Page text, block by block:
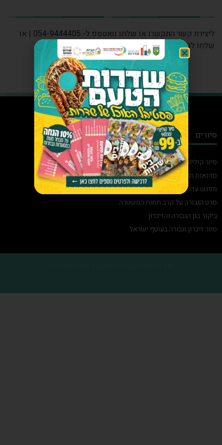
ליצירת קשר התקשרו או שלחו וואטספ ל- 054-9444405 | או
שלחו לנו מייל ל- visits@klsd.co.il
סיורים
סיור קולינרי חוויתי בשדרות
סדנאות חוסן
מפגש עדות
סרט הגבורה על קרב תחנת המשטרה
ביקור בגן הגבורה והזיכרון
סיור זיכרון וגבורה בעוטף ישראל